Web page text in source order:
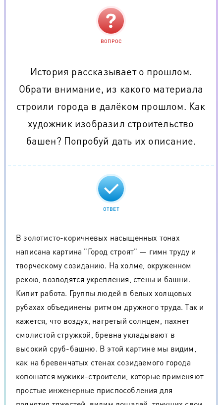
ВОПРОС
История рассказывает о прошлом.
Обрати внимание, из какого материала
строили города в далёком прошлом. Как
художник изобразил строительство
башен? Попробуй дать их описание.
ОТВЕТ
В золотисто-коричневых насыщенных тонах
написана картина "Город строят" — гимн труду и
творческому созиданию. На холме, окруженном
рекою, возводятся укрепления, стены и башни.
Кипит работа. Группы людей в белых холщовых
рубахах объединены ритмом дружного труда. Так и
кажется, что воздух, нагретый солнцем, пахнет
смолистой стружкой, бревна укладывают в
высокий сруб-башню. В этой картине мы видим,
как на бревенчатых стенах созидаемого города
копошатся мужики-строители, которые применяют
простые инженерные приспособления для